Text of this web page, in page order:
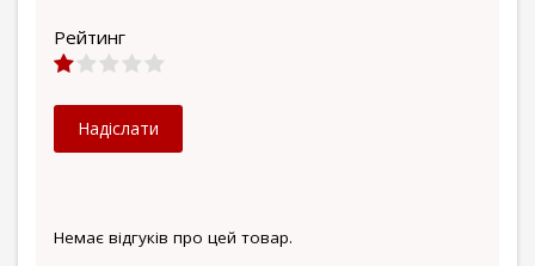
Немає відгуків про цей товар.
Рейтинг
Надіслати